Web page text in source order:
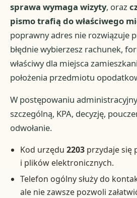
sprawa wymaga wizyty, oraz
pismo trafią do właściwego
poprawny adres nie rozwiązuje
błędnie wybierzesz rachunek,
właściwy dla miejsca
położenia przedmiotu
W postępowaniu
szczególną, KPA, decyzję,
odwołanie.
Kod urzędu 2203przydaje się
i plików elektronicznych.
Telefon ogólny służy do
ale nie zawsze pozwoli